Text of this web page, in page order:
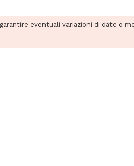
eventuali variazioni di date o